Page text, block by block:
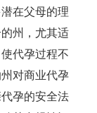
在父母的理
州，尤其适
代孕过程不
对商业代孕
孕的安全法